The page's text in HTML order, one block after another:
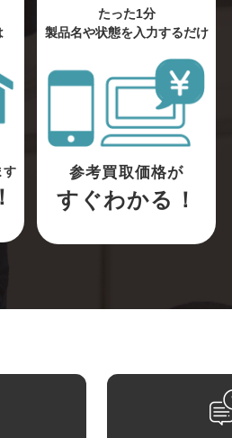
す
たった1分
製品名や状態を入力するだけ
参考買取価格が
すぐわかる！